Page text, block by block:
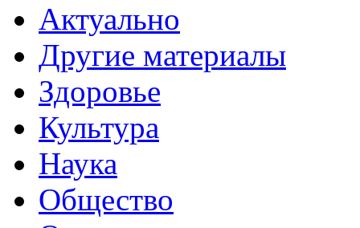
Актуально
Другие материалы
Здоровье
Культура
Наука
Общество